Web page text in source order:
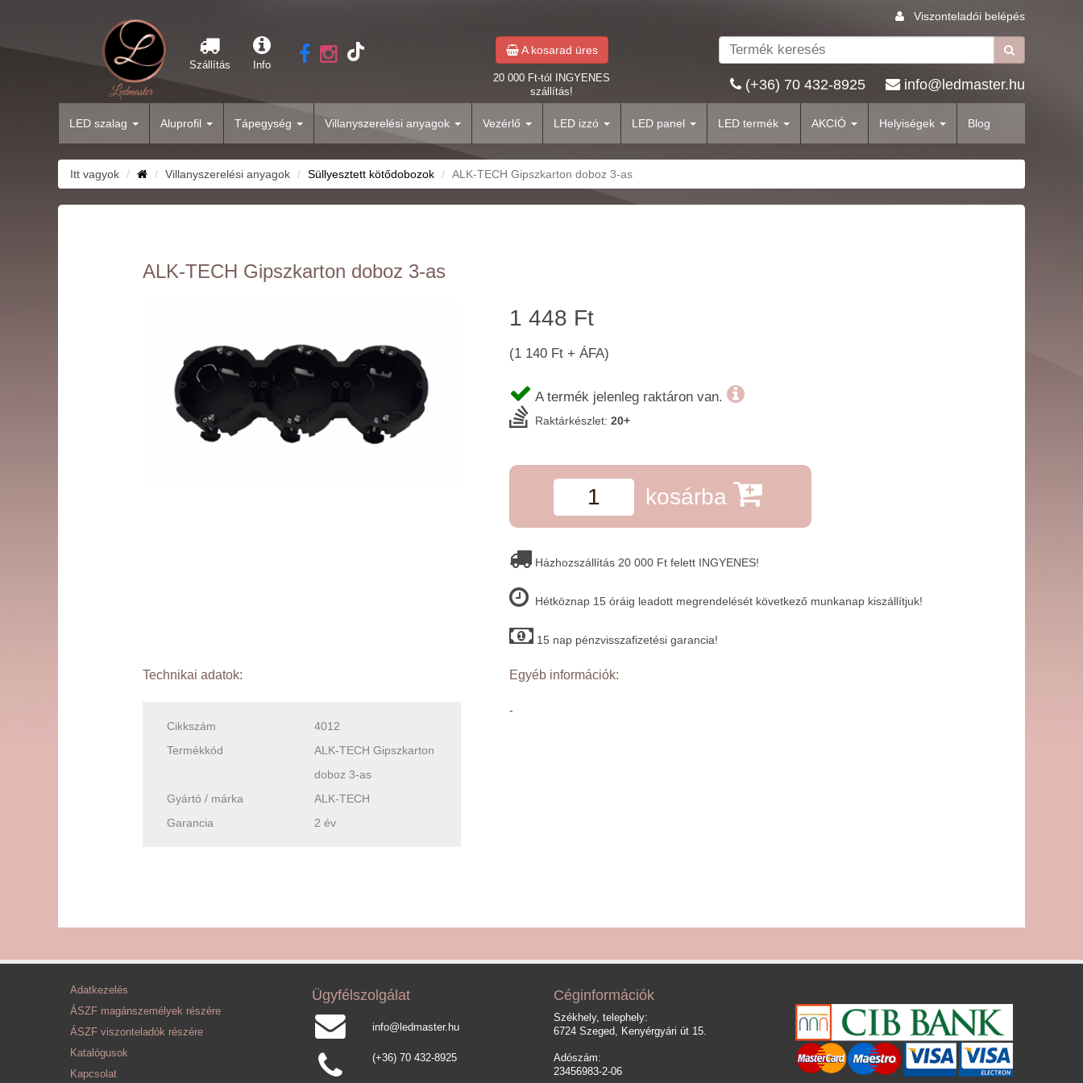
Viszonteladói belépés
Szállítás Info
A kosarad üres
20 000 Ft-tól INGYENES
szállítás!
(+36) 70 432-8925 info@ledmaster.hu
LED szalag Aluprofil Tápegység Villanyszerelési anyagok Vezérlő LED izzó LED panel LED termék AKCIÓ Helyiségek Blog
Itt vagyok Villanyszerelési anyagok Süllyesztett kötődobozok ALK-TECH Gipszkarton doboz 3-as
ALK-TECH Gipszkarton doboz 3-as
1 448 Ft
(1 140 Ft + ÁFA)
A termék jelenleg raktáron van.
Raktárkészlet: 20+
kosárba
Házhozszállítás 20 000 Ft felett INGYENES!
Hétköznap 15 óráig leadott megrendelését következő munkanap kiszállítjuk!
15 nap pénzvisszafizetési garancia!
Technikai adatok:
Cikkszám
4012
Termékkód
ALK-TECH Gipszkarton
doboz 3-as
Gyártó / márka
ALK-TECH
Garancia
2 év
Egyéb információk:
-
Adatkezelés
ÁSZF magánszemélyek részére
ÁSZF viszonteladók részére
Katalógusok
Kapcsolat
Ügyfélszolgálat
info@ledmaster.hu
(+36) 70 432-8925
Céginformációk
Székhely, telephely:
6724 Szeged, Kenyérgyári út 15.
Adószám:
23456983-2-06